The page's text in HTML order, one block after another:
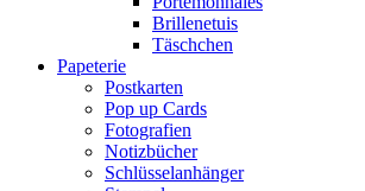
Brillenetuis
Täschchen
Papeterie
Postkarten
Pop up Cards
Fotografien
Notizbücher
Schlüsselanhänger